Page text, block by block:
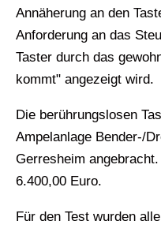
Annäherung an den
Anforderung an das
Taster durch das
kommt" angezeigt wird.
Die berührungslosen
Ampelanlage Bender-/
Gerresheim
6.400,00 Euro.
Für den Test wurden